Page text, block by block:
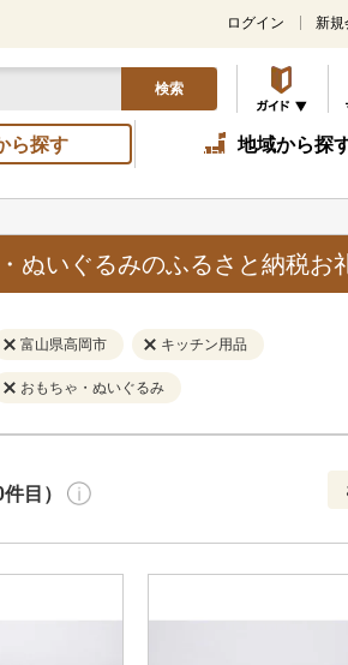
ログイン 新規
検索
ら探す 地域から探
ぬいぐるみのふるさと納税お
富山県高岡市 キッチン用品
おもちゃ・ぬいぐるみ
目）